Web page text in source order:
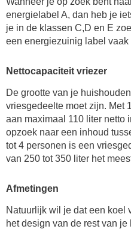
energielabel A, dan heb je
je in de klassen C,D en E
een energiezuinig label
Nettocapaciteit vriezer
De grootte van je
vriesgedeelte moet zijn. Met
aan maximaal 110 liter netto
opzoek naar een inhoud
tot 4 personen is een
van 250 tot 350 liter het
Afmetingen
Natuurlijk wil je dat een koel
het design van de rest van